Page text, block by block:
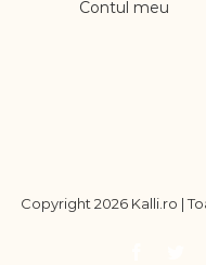
Contul meu
Copyright 2026 Kalli.ro |